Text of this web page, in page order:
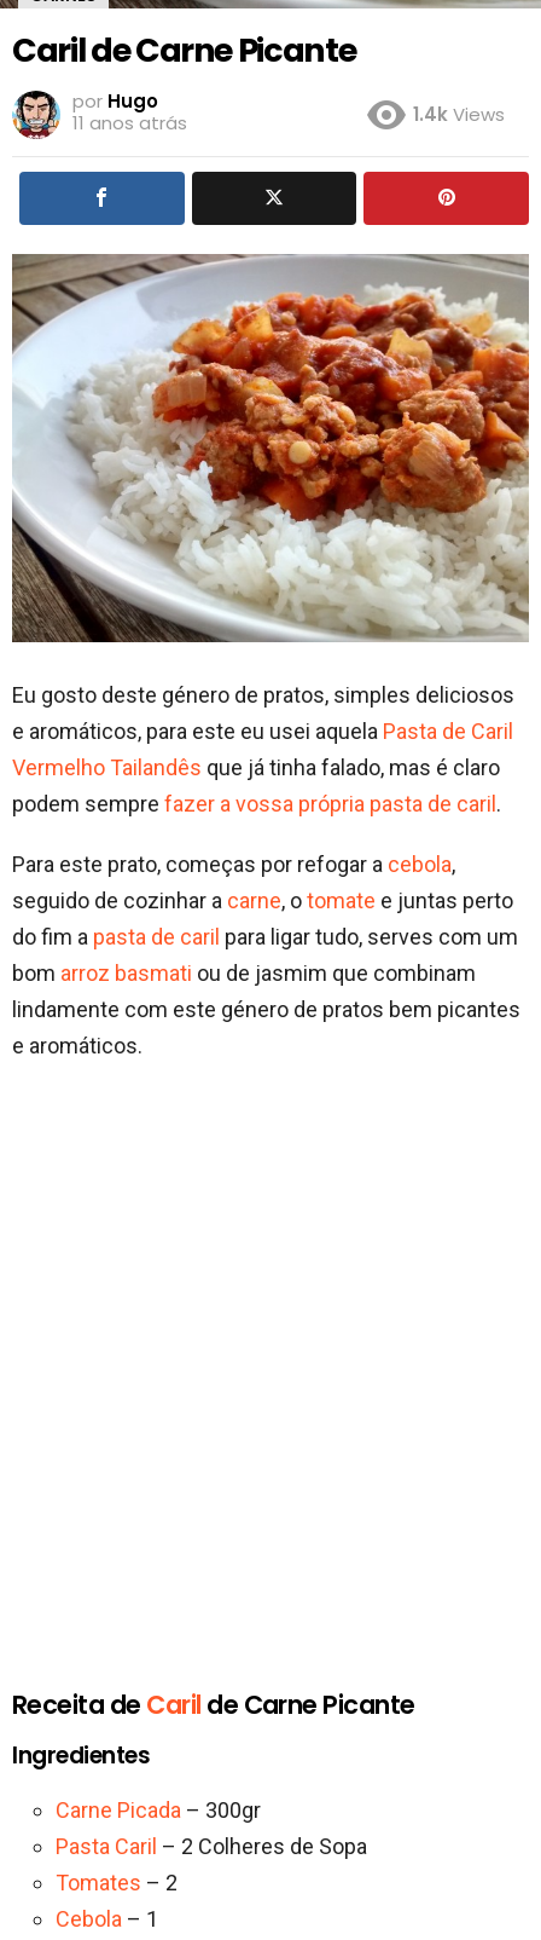
Caril de Carne Picante
por Hugo
11 anos atrás
1.4kViews
Eu gosto deste género de pratos, simples deliciosos
e aromáticos, para este eu usei aquela Pasta de Caril
Vermelho Tailandês que já tinha falado, mas é claro
podem sempre fazer a vossa própria pasta de caril.
Para este prato, começas por refogar a cebola,
seguido de cozinhar a carne, otomate e juntas perto
do fim a pasta de caril para ligar tudo, serves com um
bom arroz basmati ou de jasmim que combinam
lindamente com este género de pratos bem picantes
e aromáticos.
Receita de Caril de Carne Picante
Ingredientes
Carne Picada – 300gr
Pasta Caril – 2 Colheres de Sopa
Tomates – 2
Cebola – 1